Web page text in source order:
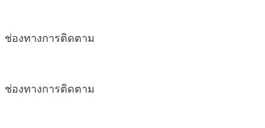
ช่องทางการติดตาม
ช่องทางการติดตาม